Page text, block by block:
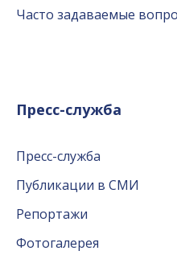
Часто задаваемые
Пресс-служба
Пресс-служба
Публикации в СМИ
Репортажи
Фотогалерея